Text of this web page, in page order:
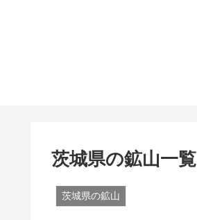
茨城県の鉱山一覧
茨城県の鉱山